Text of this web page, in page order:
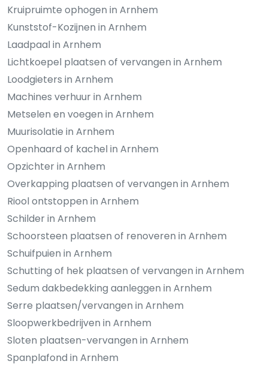
Kruipruimte ophogen in Arnhem
Kunststof-Kozijnen in Arnhem
Laadpaal in Arnhem
Lichtkoepel plaatsen of vervangen in Arnhem
Loodgieters in Arnhem
Machines verhuur in Arnhem
Metselen en voegen in Arnhem
Muurisolatie in Arnhem
Openhaard of kachel in Arnhem
Opzichter in Arnhem
Overkapping plaatsen of vervangen in Arnhem
Riool ontstoppen in Arnhem
Schilder in Arnhem
Schoorsteen plaatsen of renoveren in Arnhem
Schuifpuien in Arnhem
Schutting of hek plaatsen of vervangen in Arnhem
Sedum dakbedekking aanleggen in Arnhem
Serre plaatsen/vervangen in Arnhem
Sloopwerkbedrijven in Arnhem
Sloten plaatsen-vervangen in Arnhem
Spanplafond in Arnhem